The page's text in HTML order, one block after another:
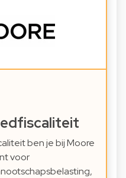
ben je bij Moore
voor